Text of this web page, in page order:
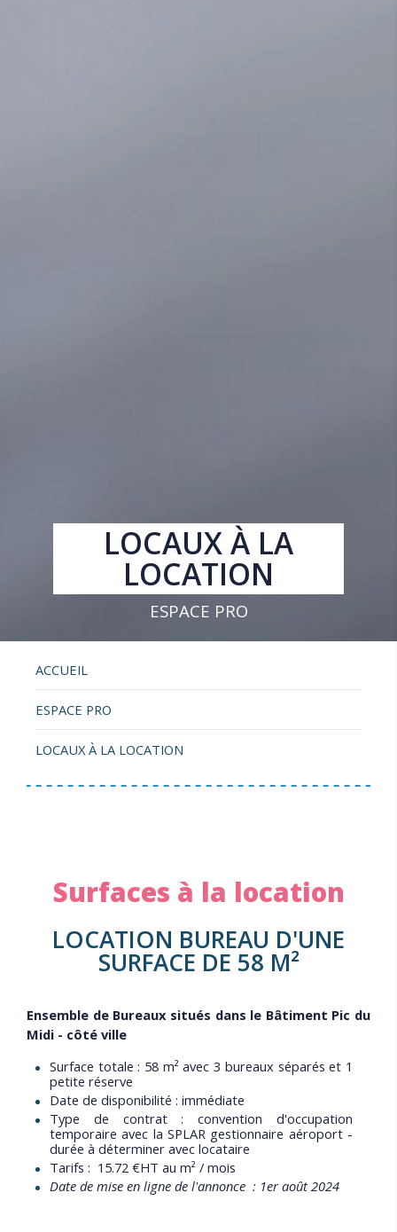
LOCAUX À LA
LOCATION
ESPACE PRO
ACCUEIL
ESPACE PRO
LOCAUX À LA LOCATION
Surfaces à la location
LOCATION BUREAU D'UNE
SURFACE DE 58 M²
Ensemble de Bureaux situés dans le Bâtiment Pic du
Midi - côté ville
Surface totale : 58 m² avec 3 bureaux séparés et 1
petite réserve
Date de disponibilité : immédiate
Type de contrat : convention d'occupation
temporaire avec la SPLAR gestionnaire aéroport -
durée à déterminer avec locataire
Tarifs : 15.72 €HT au m² / mois
Date de mise en ligne de l'annonce : 1er août 2024